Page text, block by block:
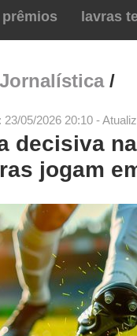
prêmios lavras
/
23/05/2026 20:10 -
decisiva
jogam